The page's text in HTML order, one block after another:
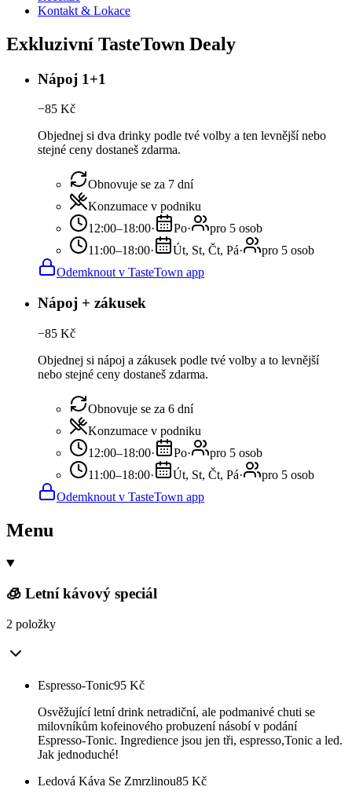
Kontakt & Lokace
Exkluzivní TasteTown Dealy
Nápoj 1+1
−85 Kč
Objednej si dva drinky podle tvé volby a ten levnější nebo
stejné ceny dostaneš zdarma.
Obnovuje se za 7 dní
Konzumace v podniku
12:00–18:00· Po·
pro 5 osob
11:00–18:00· Út, St, Čt, Pá·
pro 5 osob
Odemknout v TasteTown app
Nápoj + zákusek
−85 Kč
Objednej si nápoj a zákusek podle tvé volby a to levnější
nebo stejné ceny dostaneš zdarma.
Obnovuje se za 6 dní
Konzumace v podniku
12:00–18:00· Po·
pro 5 osob
11:00–18:00· Út, St, Čt, Pá·
pro 5 osob
Odemknout v TasteTown app
Menu
🧊 Letní kávový speciál
2 položky
Espresso-Tonic95 Kč
Osvěžující letní drink netradiční, ale podmanivé chuti se
milovníkům kofeinového probuzení násobí v podání
Espresso-Tonic. Ingredience jsou jen tři, espresso,Tonic a led.
Jak jednoduché!
Ledová Káva Se Zmrzlinou85 Kč